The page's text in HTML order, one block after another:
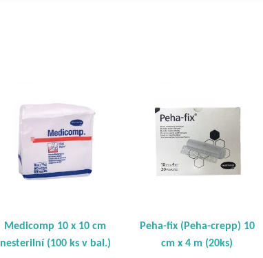
Medicomp 10 x 10 cm
nesterilní (100 ks v bal.)
Peha-fix (Peha-crepp) 10
cm x 4 m (20ks)